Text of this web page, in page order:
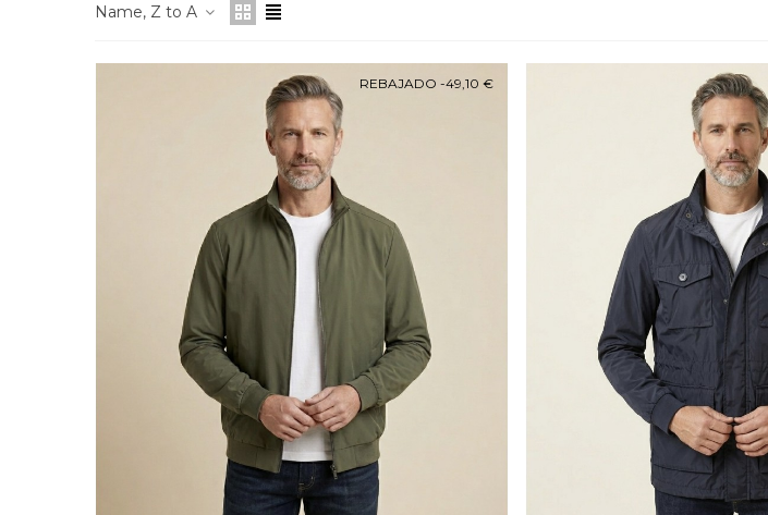
Name, Z to A
REBAJADO -49,10 €